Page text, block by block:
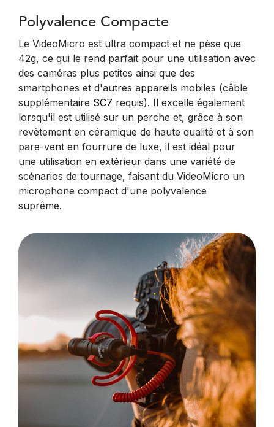
Polyvalence Compacte
Le VideoMicro est ultra compact et ne pèse que
42g, ce qui le rend parfait pour une utilisation avec
des caméras plus petites ainsi que des
smartphones et d'autres appareils mobiles (câble
supplémentaire SC7 requis). Il excelle également
lorsqu'il est utilisé sur un perche et, grâce à son
revêtement en céramique de haute qualité et à son
pare-vent en fourrure de luxe, il est idéal pour
une utilisation en extérieur dans une variété de
scénarios de tournage, faisant du VideoMicro un
microphone compact d'une polyvalence
suprême.